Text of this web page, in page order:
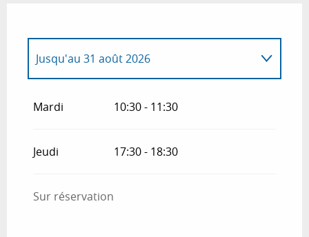
Jusqu'au 31 août 2026
2026
Mardi 10:30 - 11:30
Jeudi 17:30 - 18:30
Sur réservation